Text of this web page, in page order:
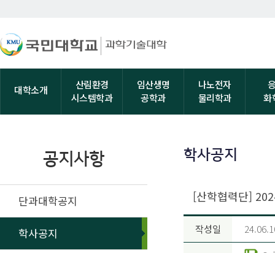
대학소개
산림환경
시스템학과
임산생명
공학과
나노전자
물리학과
화
공지사항
단과대학공지
학사공지
학사공지
[산학협력단]
작성일